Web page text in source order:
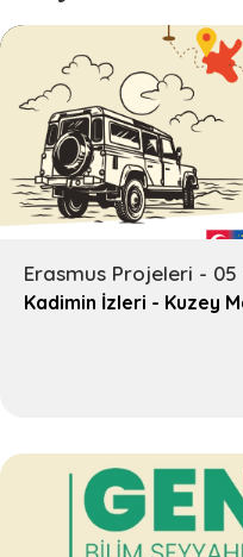
Kadimin İzleri - Kuzey